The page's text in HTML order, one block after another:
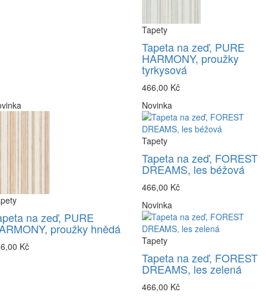
Tapety
Tapeta na zeď, PURE
HARMONY, proužky
tyrkysová
466,00 Kč
na zeď, PURE
proužky hnědá
Kč
Novinka
Tapety
Tapeta na zeď, FOREST
DREAMS, les béžová
466,00 Kč
Novinka
Tapety
Tapeta na zeď, FOREST
DREAMS, les zelená
466,00 Kč